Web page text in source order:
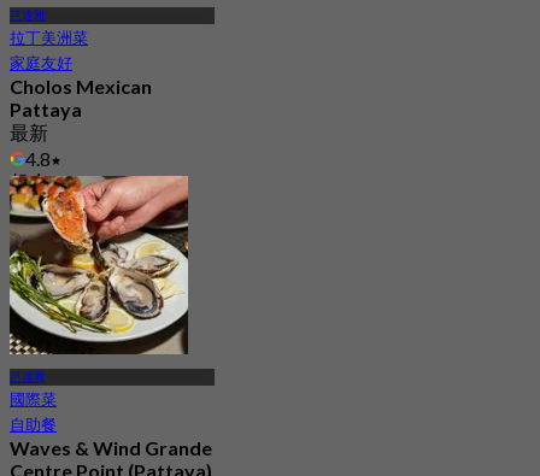
芭達雅
拉丁美洲菜
家庭友好
Cholos Mexican
Pattaya
最新
4.8
起฿ 462.5
芭達雅
國際菜
自助餐
Waves & Wind Grande
Centre Point (Pattaya)